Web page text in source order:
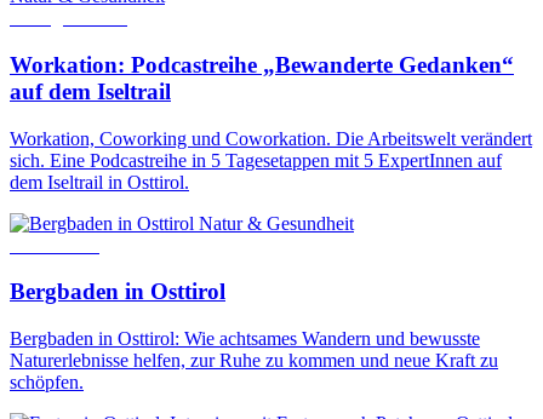
Workation: Podcastreihe „Bewanderte Gedanken“
auf dem Iseltrail
Workation, Coworking und Coworkation. Die Arbeitswelt verändert
sich. Eine Podcastreihe in 5 Tagesetappen mit 5 ExpertInnen auf
dem Iseltrail in Osttirol.
Natur & Gesundheit
Bergbaden in Osttirol
Bergbaden in Osttirol: Wie achtsames Wandern und bewusste
Naturerlebnisse helfen, zur Ruhe zu kommen und neue Kraft zu
schöpfen.